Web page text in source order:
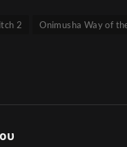
2 Onimusha Way of